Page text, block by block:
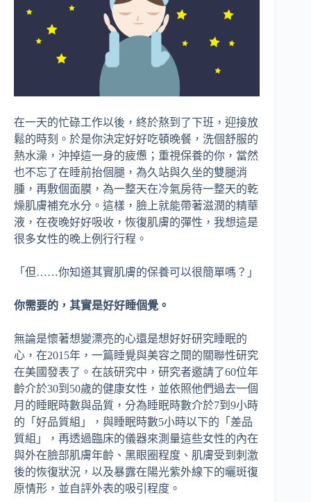
在一天的忙碌工作以後，終於熬到了下班，迎接放
鬆的時刻。於是你決定好好吃頓晚餐，洗個舒服的
熱水澡，沖掉這一身的疲憊；重視保養的你，當然
也不忘了在睡前抬個腿，為久站與久坐的雙腿消
腫，再敷個面膜，為一整天在冷氣房待一整天的乾
燥肌膚補充水分。這樣，臉上就能帶著滋潤的精華
液，在夜晚好好吸收，恢復肌膚的彈性，我想這是
很多女性的晚上例行行程。
「但……你知道其實肌膚的保養可以很簡單嗎？」
你需要的，其實是好好睡個覺。
無論是懷著想變漂亮的心還是想好好研究睡眠的
心，在2015年，一篇睡覺與美容之間的關聯性研究
在美國發表了。在該研究中，研究者邀請了60位年
齡介於30到50歲的健康女性，並依照他們過去一個
月的睡眠時數與品質，分為睡眠時數介於7到9小時
的「好品質組」，與睡眠時數5小時以下的「差品
質組」，再透過臨床的儀器來測量這些女性的內在
與外在臉部肌膚年齡、黑眼圈程度、肌膚受到刺激
後的恢復狀況，以及暴露在陽光紫外線下的曬斑復
原情形，並自評外表的吸引程度。